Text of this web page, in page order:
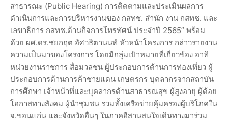
สาธารณะ (Public Hearing) การติดตามและประเมินผลการ
ดำเนินการและการบริหารงานของ กสทช. สำนัก งาน กสทช. และ
เลขาธิการ กสทช.ด้านกิจการโทรทัศน์ ประจำปี 2565” พร้อม
ด้วย ผศ.ดร.ชยกฤต อัศวธิตานนท์ หัวหน้าโครงการ กล่าวรายงาน
ความเป็นมาของโครงการ โดยมีกลุ่มเป้าหมายที่เกี่ยวข้อง อาทิ
หน่วยงานราชการ สื่อมวลชน ผู้ประกอบการด้านการท่องเที่ยว ผู้
ประกอบการด้านการค้าชายแดน เกษตรกร บุคลากรจากสถาบัน
การศึกษา เจ้าหน้าที่และบุคลากรด้านสาธารณสุข ผู้สูงอายุ ผู้ด้อย
โอกาสทางสังคม ผู้นำชุมชน รวมทั้งเครือข่ายคุ้มครองผู้บริโภคใน
จ.ขอนแก่น และจังหวัดอื่นๆ ในภาคอีสานสนใจเดินทางมาร่วม